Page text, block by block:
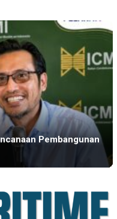
Pembangunan